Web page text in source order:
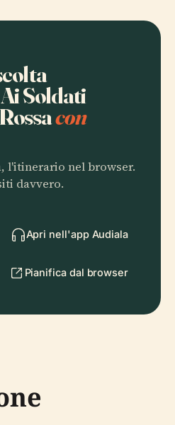
Soldati
con
l'itinerario nel browser.
davvero.
Apri nell'app Audiala
Pianifica dal browser